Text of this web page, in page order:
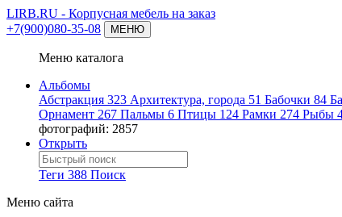
LIRB.RU - Корпусная мебель на заказ
+7(900)080-35-08
МЕНЮ
Меню каталога
Альбомы
Абстракция 323 Архитектура, города 51 Бабочки 84
Орнамент 267 Пальмы 6 Птицы 124 Рамки 274 Рыбы
фотографий: 2857
Открыть
Теги 388 Поиск
Меню сайта